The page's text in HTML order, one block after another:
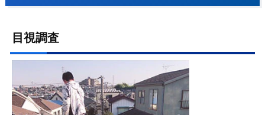
目視調査